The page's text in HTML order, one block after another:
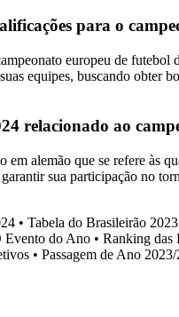
para o
europeu de futebol
equipes, buscando obter
relacionado ao
alemão que se refere às
sua participação no
• Tabela do Brasileirão
Evento do Ano • Ranking das
• Passagem de Ano